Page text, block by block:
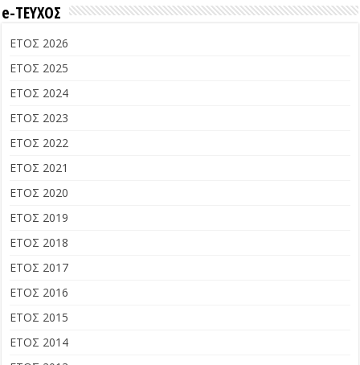
e-ΤΕΥΧΟΣ
ΕΤΟΣ 2026
ΕΤΟΣ 2025
ΕΤΟΣ 2024
ΕΤΟΣ 2023
ΕΤΟΣ 2022
ΕΤΟΣ 2021
ΕΤΟΣ 2020
ΕΤΟΣ 2019
ΕΤΟΣ 2018
ΕΤΟΣ 2017
ΕΤΟΣ 2016
ΕΤΟΣ 2015
ΕΤΟΣ 2014